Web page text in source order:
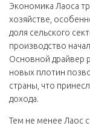
Экономика Лаоса
хозяйстве,
доля сельского
производство
Основной драйвер
новых плотин
страны, что
дохода.
Тем не менее Лаос